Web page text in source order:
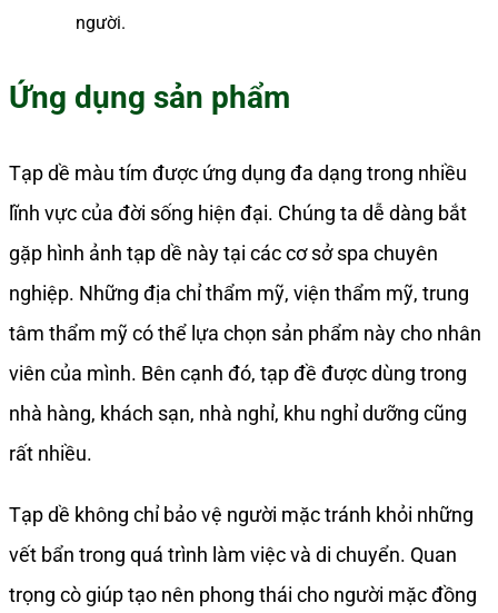
người.
Ứng dụng sản phẩm
Tạp dề màu tím được ứng dụng đa dạng trong nhiều
lĩnh vực của đời sống hiện đại. Chúng ta dễ dàng bắt
gặp hình ảnh tạp dề này tại các cơ sở spa chuyên
nghiệp. Những địa chỉ thẩm mỹ, viện thẩm mỹ, trung
tâm thẩm mỹ có thể lựa chọn sản phẩm này cho nhân
viên của mình. Bên cạnh đó, tạp đề được dùng trong
nhà hàng, khách sạn, nhà nghỉ, khu nghỉ dưỡng cũng
rất nhiều.
Tạp dề không chỉ bảo vệ người mặc tránh khỏi những
vết bẩn trong quá trình làm việc và di chuyển. Quan
trọng cò giúp tạo nên phong thái cho người mặc đồng